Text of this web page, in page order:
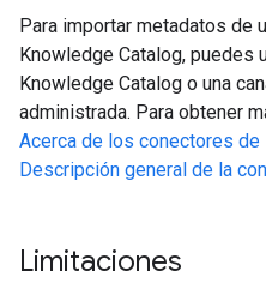
Para importar metadatos de
Knowledge Catalog, puedes
Knowledge Catalog o una
administrada. Para obtener
Acerca de los conectores de
Descripción general de la
Limitaciones